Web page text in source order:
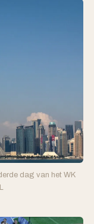
dag van het WK